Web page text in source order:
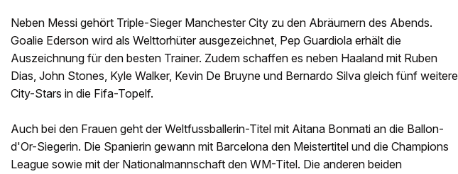
Neben Messi gehört Triple-Sieger Manchester City zu den Abräumern des Abends.
Goalie Ederson wird als Welttorhüter ausgezeichnet, Pep Guardiola erhält die
Auszeichnung für den besten Trainer. Zudem schaffen es neben Haaland mit Ruben
Dias, John Stones, Kyle Walker, Kevin De Bruyne und Bernardo Silva gleich fünf weitere
City-Stars in die Fifa-Topelf.
Auch bei den Frauen geht der Weltfussballerin-Titel mit Aitana Bonmati an die Ballon-
d'Or-Siegerin. Die Spanierin gewann mit Barcelona den Meistertitel und die Champions
League sowie mit der Nationalmannschaft den WM-Titel. Die anderen beiden